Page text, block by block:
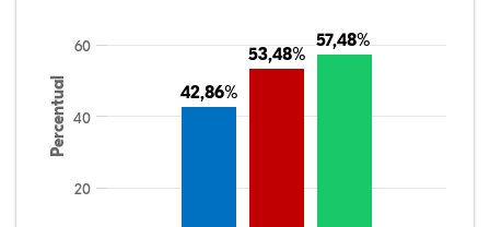
Percentual 42,86%
42,86%
53,48%
53,48%
57,48%
57,48%
20
40
60